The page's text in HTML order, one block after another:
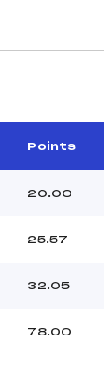
Points
20.00
25.57
32.05
78.00